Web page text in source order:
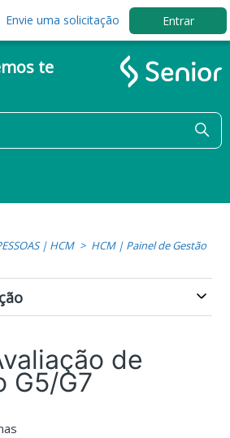
Envie uma solicitação Entrar
te
| HCM HCM | Painel de Gestão
de
G5/G7